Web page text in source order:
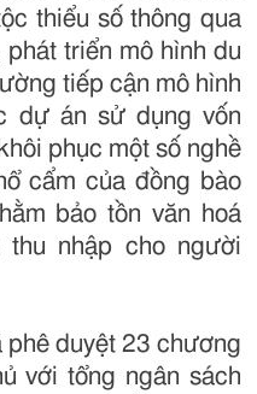
thiểu số thông qua
triển mô hình du
tiếp cận mô hình
dự án sử dụng vốn
phục một số nghề
cẩm của đồng bào
bảo tồn văn hoá
thu nhập cho người
duyệt 23 chương
với tổng ngân sách